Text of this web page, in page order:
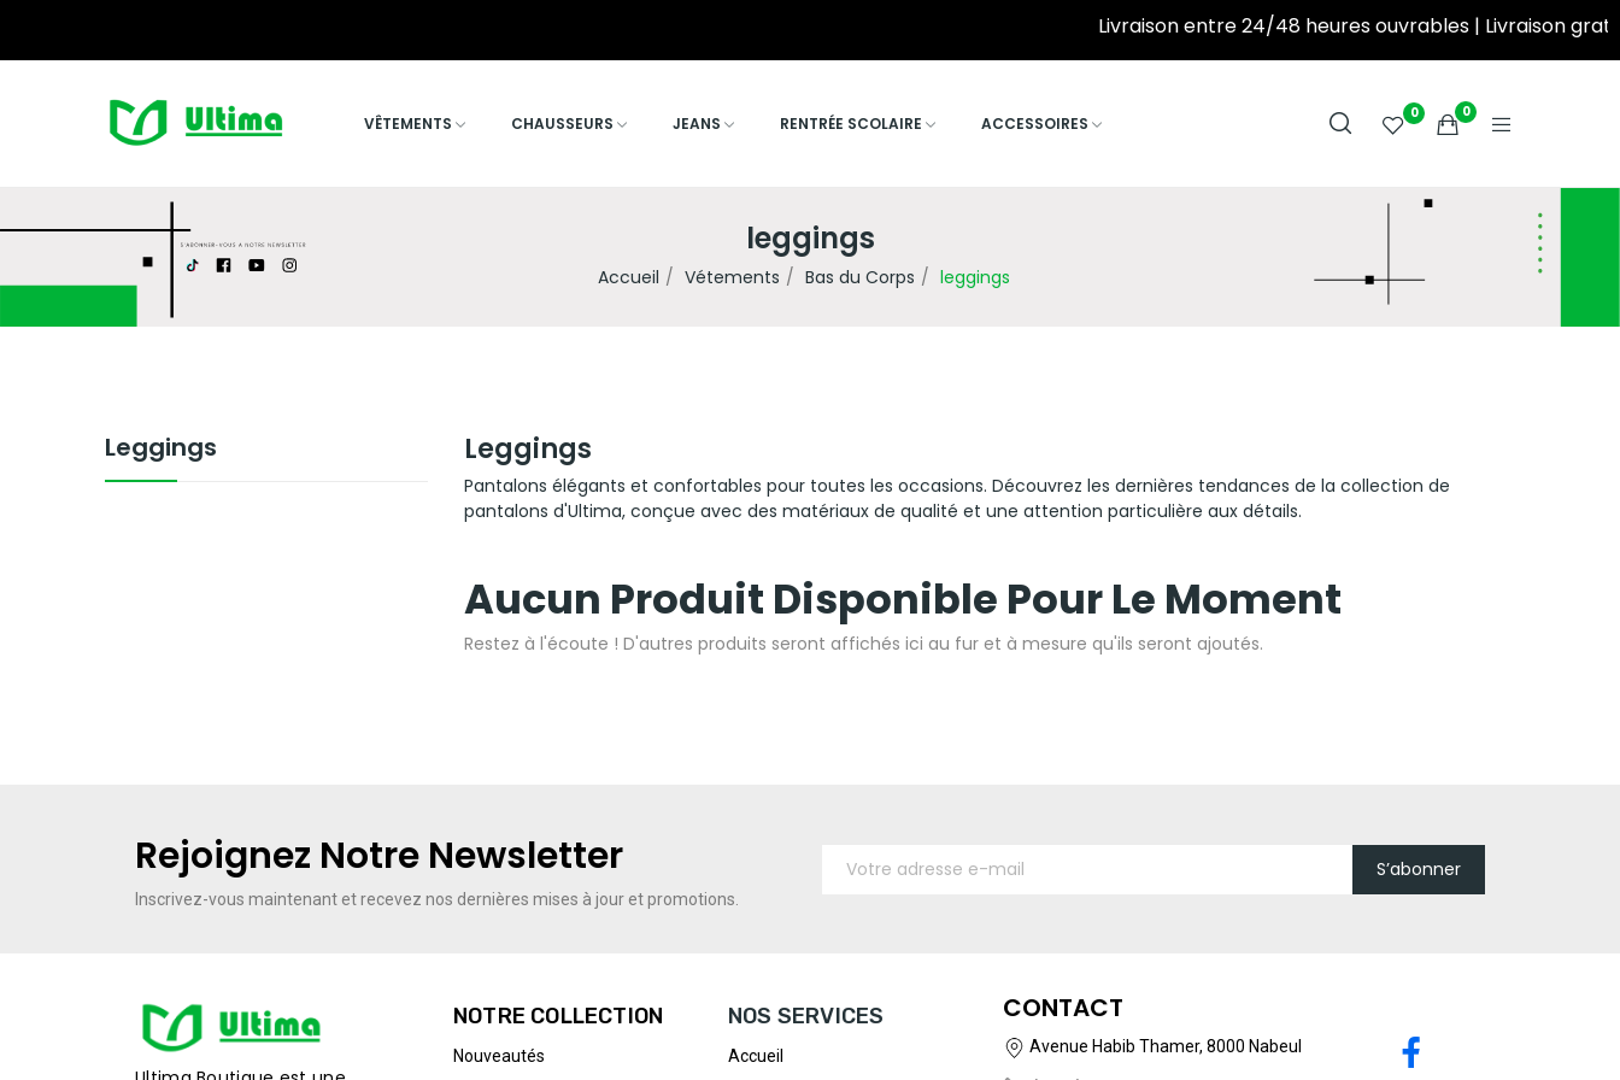
Livraison entre 24/48 heures ouvrables | Livraison gratuite
VÊTEMENTS CHAUSSEURS JEANS RENTRÉE SCOLAIRE ACCESSOIRES
0 0
leggings
Accueil Vétements Bas du Corps leggings
Leggings Leggings
Pantalons élégants et confortables pour toutes les occasions. Découvrez les dernières tendances de la collection de
pantalons d'Ultima, conçue avec des matériaux de qualité et une attention particulière aux détails.
Aucun Produit Disponible Pour Le Moment
Restez à l'écoute ! D'autres produits seront affichés ici au fur et à mesure qu'ils seront ajoutés.
Rejoignez Notre Newsletter
Inscrivez-vous maintenant et recevez nos dernières mises à jour et promotions.
S’abonner
NOTRE COLLECTION
Nouveautés
NOS SERVICES
Accueil
CONTACT
Avenue Habib Thamer, 8000 Nabeul